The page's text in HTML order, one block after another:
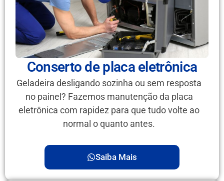
Conserto de placa eletrônica
Geladeira desligando sozinha ou sem resposta
no painel? Fazemos manutenção da placa
eletrônica com rapidez para que tudo volte ao
normal o quanto antes.
Saiba Mais